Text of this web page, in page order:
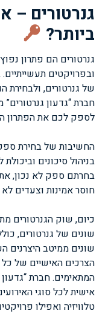
גנרטורים –
ביותר?
גנרטורים הם פתרון
ובפרויקטים
של גנרטורים, ולבחירת
חברת “גדעון
לספק לכם את הפתרון
החשיבות של בחירת ספק
בניהול סיכונים
בחרתם ספק לא נכון,
חוסר אמינות וצעדים לא
כיום, שוק הגנרטורים
שונים של גנרטורים,
שונים ממיטב היצרנים
הצרכים האישיים של
המתאימים. חברת
אישית לכל סוגי
טלוויזיה ואפילו